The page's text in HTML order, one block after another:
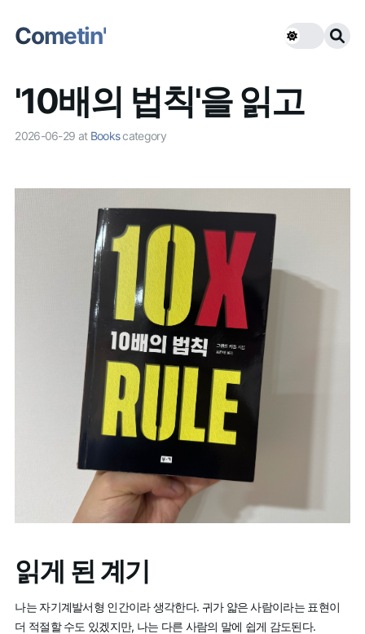
Cometin'
'10배의 법칙'을 읽고
2026-06-29 at Bookscategory
읽게 된 계기
나는 자기계발서형 인간이라 생각한다. 귀가 얇은 사람이라는 표현이
더 적절할 수도 있겠지만, 나는 다른 사람의 말에 쉽게 감도된다.